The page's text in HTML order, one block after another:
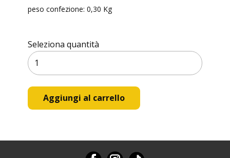
peso confezione: 0,30 Kg
Seleziona quantità